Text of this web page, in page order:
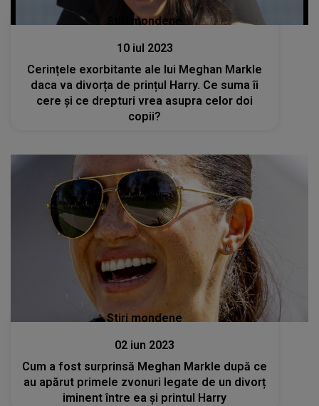
Stiri mondene
10 iul 2023
Cerințele exorbitante ale lui Meghan Markle
daca va divorța de prințul Harry. Ce suma îi
cere și ce drepturi vrea asupra celor doi
copii?
Stiri mondene
02 iun 2023
Cum a fost surprinsă Meghan Markle după ce
au apărut primele zvonuri legate de un divorț
iminent între ea și printul Harry